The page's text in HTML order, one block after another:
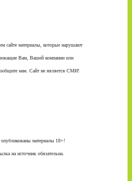
сайте материалы, которые нарушают
Вам, Вашей компании или
нам. Сайт не является СМИ!
материалы 18+!
на источник обязательна.